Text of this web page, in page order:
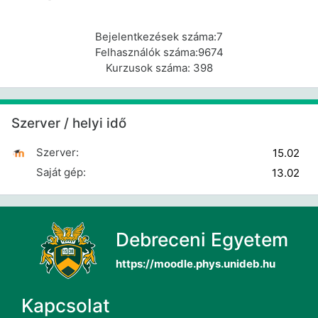
Bejelentkezések száma:7
Felhasználók száma:9674
Kurzusok száma: 398
Szerver / helyi idő kihagyása
Szerver / helyi idő
Szerver:
Saját gép:
Debreceni Egyetem
https://moodle.phys.unideb.hu
Kapcsolat